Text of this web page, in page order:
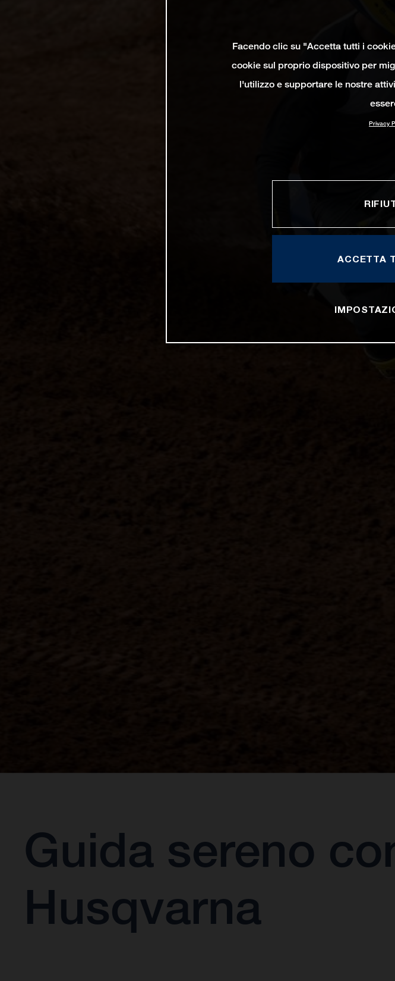
Guida sereno
Husqvarna
Facendo clic su "Accetta tutti i
cookie sul proprio dispositivo per
l'utilizzo e supportare le nostre
Privacy
ACCETTA